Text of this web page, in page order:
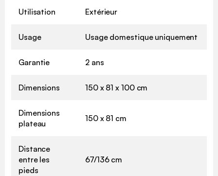
Utilisation Extérieur
Usage Usage domestique uniquement
Garantie 2 ans
Dimensions 150 x 81 x 100 cm
Dimensions
plateau
150 x 81 cm
Distance
entre les
pieds
67/136 cm